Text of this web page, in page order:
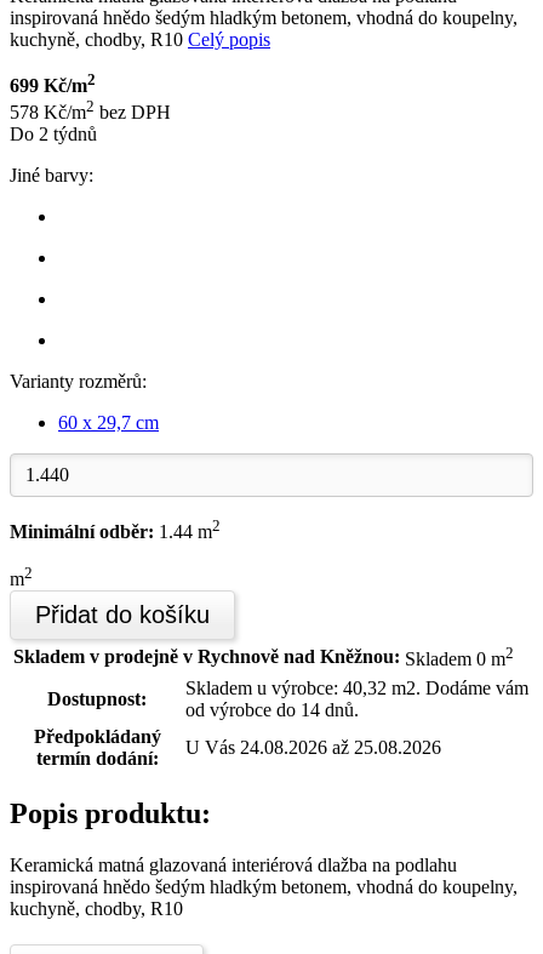
inspirovaná hnědo šedým hladkým betonem, vhodná do koupelny,
kuchyně, chodby, R10 Celý popis
699 Kč/m2
578 Kč/m2 bez DPH
Do 2 týdnů
Jiné barvy:
Varianty rozměrů:
60 x 29,7 cm
Minimální odběr: 1.44 m2
m2
Přidat do košíku
Skladem v prodejně v Rychnově nad Kněžnou: Skladem 0 m2
Dostupnost:
Skladem u výrobce: 40,32 m2. Dodáme vám
od výrobce do 14 dnů.
Předpokládaný
termín dodání:
U Vás 24.08.2026 až 25.08.2026
Popis produktu:
Keramická matná glazovaná interiérová dlažba na podlahu
inspirovaná hnědo šedým hladkým betonem, vhodná do koupelny,
kuchyně, chodby, R10